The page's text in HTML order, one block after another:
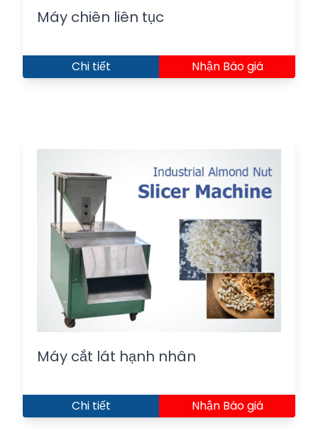
Máy chiên liên tục
Chi tiết Nhận Báo giá
Máy cắt lát hạnh nhân
Chi tiết Nhận Báo giá